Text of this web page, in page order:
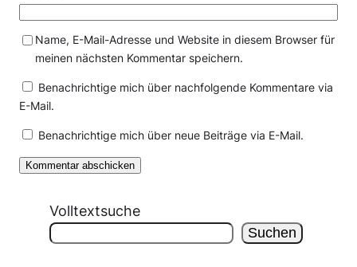
Name, E-Mail-Adresse und Website in diesem Browser für
meinen nächsten Kommentar speichern.
Benachrichtige mich über nachfolgende Kommentare via
E-Mail.
Benachrichtige mich über neue Beiträge via E-Mail.
Volltextsuche
Suchen